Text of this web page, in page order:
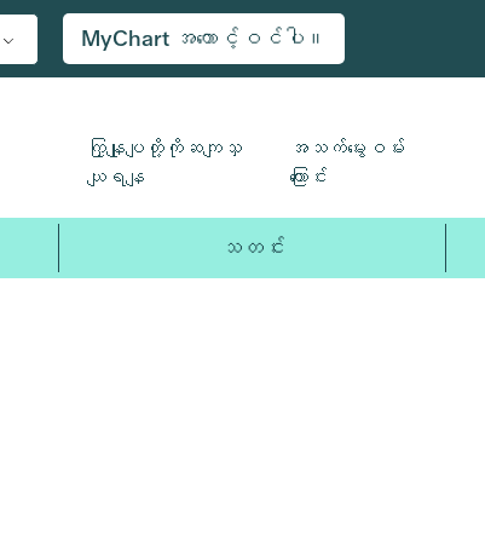
MyChart အကောင့်ဝင်ပါ။
ကြှနျုပျတို့ကိုဆကျသှ
ယျရနျ
အသက်မွေးဝမ်း
ကြောင်း
သတင်း